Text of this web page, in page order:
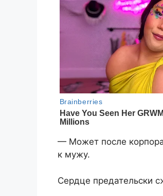
— Может после
к мужу.
Сердце предательски